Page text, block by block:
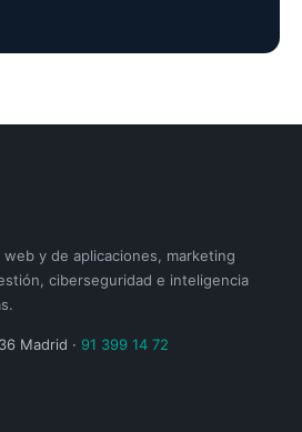
y de aplicaciones, marketing
ciberseguridad e inteligencia
Madrid · 91 399 14 72